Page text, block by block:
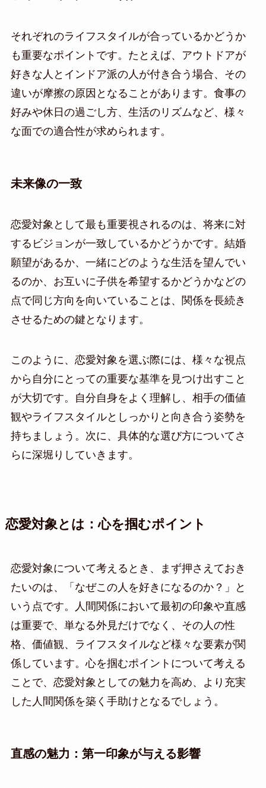
それぞれのライフスタイルが合っているかどうか
も重要なポイントです。たとえば、アウトドアが
好きな人とインドア派の人が付き合う場合、その
違いが摩擦の原因となることがあります。食事の
好みや休日の過ごし方、生活のリズムなど、様々
な面での適合性が求められます。
未来像の一致
恋愛対象として最も重要視されるのは、将来に対
するビジョンが一致しているかどうかです。結婚
願望があるか、一緒にどのような生活を望んでい
るのか、お互いに子供を希望するかどうかなどの
点で同じ方向を向いていることは、関係を長続き
させるための鍵となります。
このように、恋愛対象を選ぶ際には、様々な視点
から自分にとっての重要な基準を見つけ出すこと
が大切です。自分自身をよく理解し、相手の価値
観やライフスタイルとしっかりと向き合う姿勢を
持ちましょう。次に、具体的な選び方についてさ
らに深堀りしていきます。
恋愛対象とは：心を掴むポイント
恋愛対象について考えるとき、まず押さえておき
たいのは、「なぜこの人を好きになるのか？」と
いう点です。人間関係において最初の印象や直感
は重要で、単なる外見だけでなく、その人の性
格、価値観、ライフスタイルなど様々な要素が関
係しています。心を掴むポイントについて考える
ことで、恋愛対象としての魅力を高め、より充実
した人間関係を築く手助けとなるでしょう。
直感の魅力：第一印象が与える影響